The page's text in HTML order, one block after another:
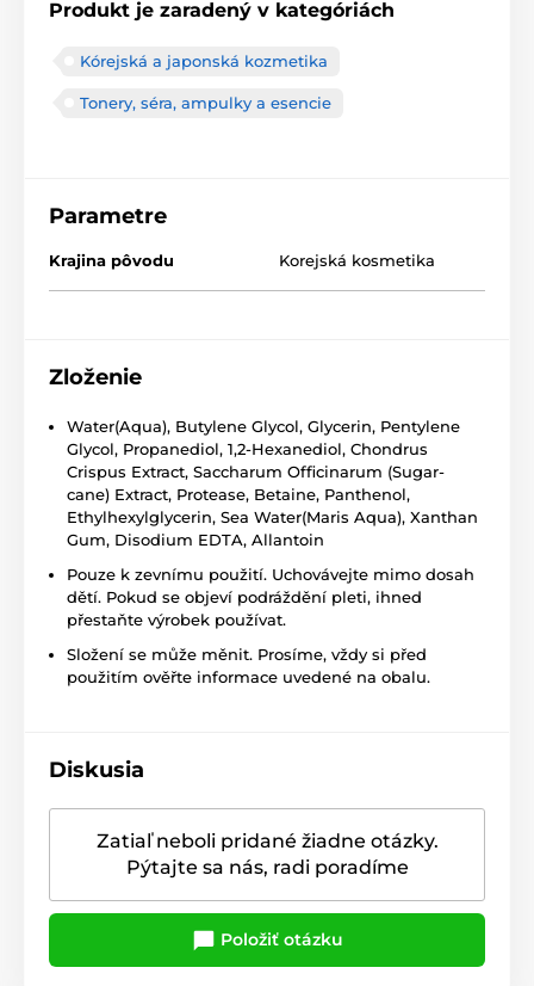
Produkt je zaradený v kategóriách
Kórejská a japonská kozmetika
Tonery, séra, ampulky a esencie
Parametre
Krajina pôvodu Korejská kosmetika
Zloženie
Water(Aqua), Butylene Glycol, Glycerin, Pentylene
Glycol, Propanediol, 1,2-Hexanediol, Chondrus
Crispus Extract, Saccharum Officinarum (Sugar-
cane) Extract, Protease, Betaine, Panthenol,
Ethylhexylglycerin, Sea Water(Maris Aqua), Xanthan
Gum, Disodium EDTA, Allantoin
Pouze k zevnímu použití. Uchovávejte mimo dosah
dětí. Pokud se objeví podráždění pleti, ihned
přestaňte výrobek používat.
Složení se může měnit. Prosíme, vždy si před
použitím ověřte informace uvedené na obalu.
Diskusia
Zatiaľ neboli pridané žiadne otázky.
Pýtajte sa nás, radi poradíme
Položiť otázku